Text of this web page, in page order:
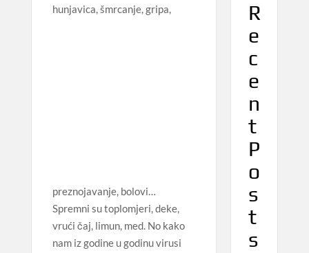
hunjavica, šmrcanje, gripa,
preznojavanje, bolovi…
Spremni su toplomjeri, deke,
vrući čaj, limun, med. No kako
nam iz godine u godinu virusi
R
e
c
e
n
t
P
o
s
t
s